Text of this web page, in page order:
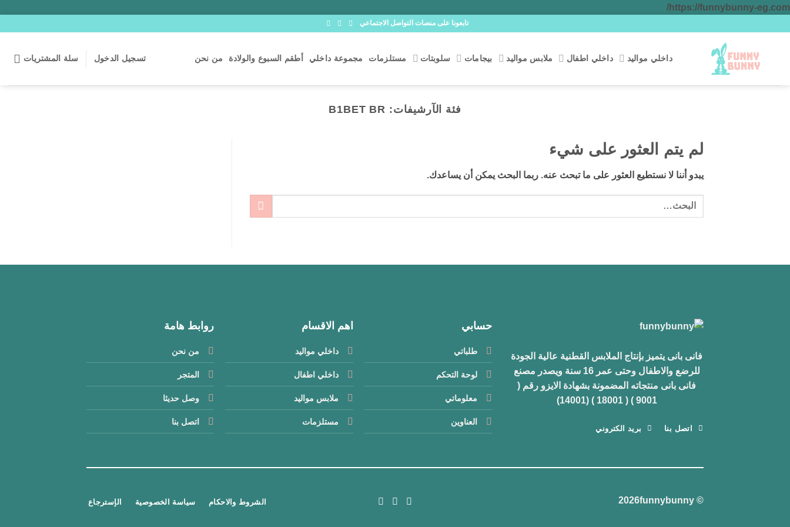
https://funnybunny-eg.com/
تابعونا على منصات التواصل الاجتماعي
داخلي مواليد داخلي اطفال ملابس مواليد بيجامات سلوبتات مستلزمات مجموعة داخلي أطقم السبوع والولادة من نحن تسجيل الدخول سلة المشتريات
فئة الآرشيفات: B1BET BR
لم يتم العثور على شيء
يبدو أننا لا نستطيع العثور على ما تبحث عنه. ربما البحث يمكن أن يساعدك.
فانى بانى يتميز بإنتاج الملابس القطنية عالية الجودة
للرضع والاطفال وحتى عمر 16 سنة ويصدر مصنع
فانى بانى منتجاته المضمونة بشهادة الايزو رقم (
9001 ) ( 18001 ) (14001)
اتصل بنا بريد الكتروني
حسابي
طلباتي
لوحة التحكم
معلوماتي
العناوين
اهم الاقسام
داخلي مواليد
داخلي اطفال
ملابس مواليد
مستلزمات
روابط هامة
من نحن
المتجر
وصل حديثا
اتصل بنا
© 2026funnybunny الشروط والاحكام سياسة الخصوصية الإسترجاع